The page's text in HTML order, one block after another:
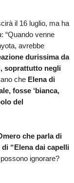
il 16 luglio, ma ha
: “Quando venne
avrebbe
durissima da
soprattutto negli
che Elena di
fosse ‘bianca,
del
che parla di
“Elena dai capelli
ignorare?